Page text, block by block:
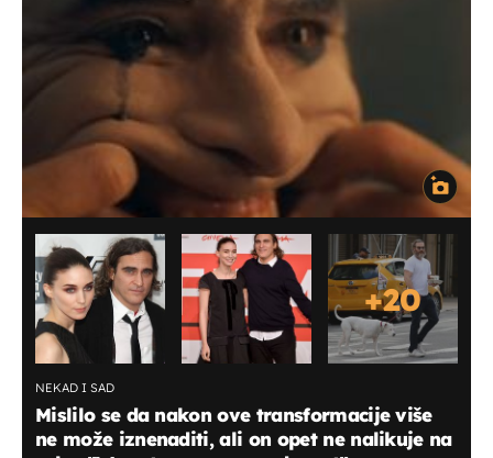
+20
NEKAD I SAD
Mislilo se da nakon ove transformacije više
ne može iznenaditi, ali on opet ne nalikuje na